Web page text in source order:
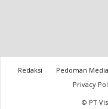
Redaksi Pedoman
Privacy
© PT